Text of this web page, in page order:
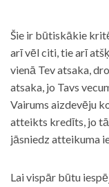
Šie ir būtiskākie
arī vēl citi, tie arī
vienā Tev atsaka,
atsaka, jo Tavs
Vairums aizdevēju
atteikts kredīts, jo tā
jāsniedz atteikuma
Lai vispār būtu